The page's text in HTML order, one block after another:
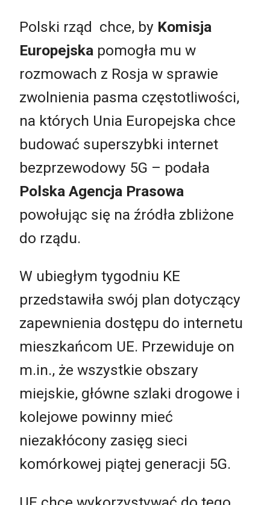
Polski rząd chce, by Komisja
Europejska pomogła mu w
rozmowach z Rosja w sprawie
zwolnienia pasma częstotliwości,
na których Unia Europejska chce
budować superszybki internet
bezprzewodowy 5G – podała
Polska Agencja Prasowa
powołując się na źródła zbliżone
do rządu.
W ubiegłym tygodniu KE
przedstawiła swój plan dotyczący
zapewnienia dostępu do internetu
mieszkańcom UE. Przewiduje on
m.in., że wszystkie obszary
miejskie, główne szlaki drogowe i
kolejowe powinny mieć
niezakłócony zasięg sieci
komórkowej piątej generacji 5G.